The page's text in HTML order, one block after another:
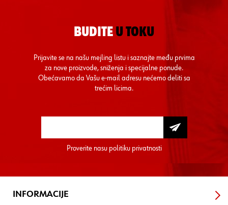
BUDITE U TOKU
Prijavite se na našu mejling listu i saznajte među prvima
za nove proizvode, sniženja i specijalne ponude.
Obećavamo da Vašu e-mail adresu nećemo deliti sa
trećim licima.
Proverite nasu politiku privatnosti
INFORMACIJE